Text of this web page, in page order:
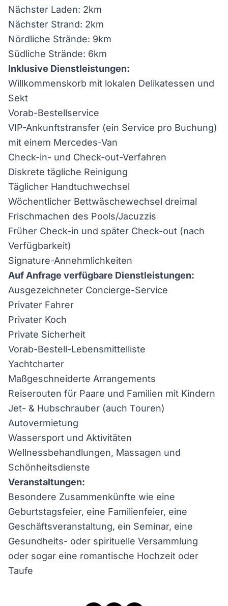
Nächster Laden: 2km
Nächster Strand: 2km
Nördliche Strände: 9km
Südliche Strände: 6km
Inklusive Dienstleistungen:
Willkommenskorb mit lokalen Delikatessen und
Sekt
Vorab-Bestellservice
VIP-Ankunftstransfer (ein Service pro Buchung)
mit einem Mercedes-Van
Check-in- und Check-out-Verfahren
Diskrete tägliche Reinigung
Täglicher Handtuchwechsel
Wöchentlicher Bettwäschewechsel dreimal
Frischmachen des Pools/Jacuzzis
Früher Check-in und später Check-out (nach
Verfügbarkeit)
Signature-Annehmlichkeiten
Auf Anfrage verfügbare Dienstleistungen:
Ausgezeichneter Concierge-Service
Privater Fahrer
Privater Koch
Private Sicherheit
Vorab-Bestell-Lebensmittelliste
Yachtcharter
Maßgeschneiderte Arrangements
Reiserouten für Paare und Familien mit Kindern
Jet- & Hubschrauber (auch Touren)
Autovermietung
Wassersport und Aktivitäten
Wellnessbehandlungen, Massagen und
Schönheitsdienste
Veranstaltungen:
Besondere Zusammenkünfte wie eine
Geburtstagsfeier, eine Familienfeier, eine
Geschäftsveranstaltung, ein Seminar, eine
Gesundheits- oder spirituelle Versammlung
oder sogar eine romantische Hochzeit oder
Taufe